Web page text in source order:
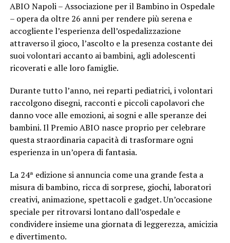
ABIO Napoli – Associazione per il Bambino in Ospedale
– opera da oltre 26 anni per rendere più serena e
accogliente l’esperienza dell’ospedalizzazione
attraverso il gioco, l’ascolto e la presenza costante dei
suoi volontari accanto ai bambini, agli adolescenti
ricoverati e alle loro famiglie.
Durante tutto l’anno, nei reparti pediatrici, i volontari
raccolgono disegni, racconti e piccoli capolavori che
danno voce alle emozioni, ai sogni e alle speranze dei
bambini. Il Premio ABIO nasce proprio per celebrare
questa straordinaria capacità di trasformare ogni
esperienza in un’opera di fantasia.
La 24ª edizione si annuncia come una grande festa a
misura di bambino, ricca di sorprese, giochi, laboratori
creativi, animazione, spettacoli e gadget. Un’occasione
speciale per ritrovarsi lontano dall’ospedale e
condividere insieme una giornata di leggerezza, amicizia
e divertimento.